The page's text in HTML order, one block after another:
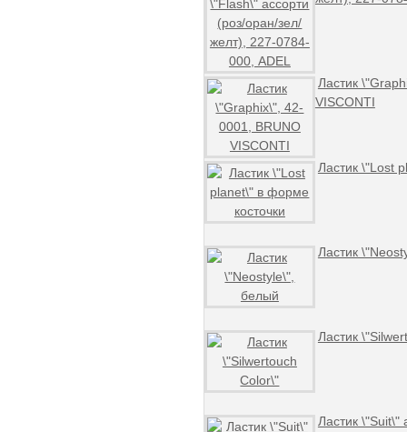
Ластик
VISCONTI
Ластик \"Lost
Ластик
Ластик
Ластик \"Suit\"